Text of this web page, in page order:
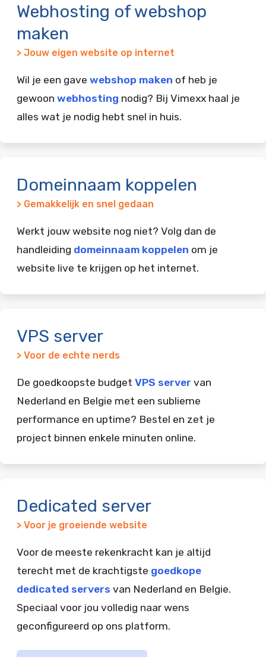
Webhosting of webshop
maken
> Jouw eigen website op internet
Wil je een gave webshop maken of heb je
gewoon webhosting nodig? Bij Vimexx haal je
alles wat je nodig hebt snel in huis.
Domeinnaam koppelen
> Gemakkelijk en snel gedaan
Werkt jouw website nog niet? Volg dan de
handleiding domeinnaam koppelen om je
website live te krijgen op het internet.
VPS server
> Voor de echte nerds
De goedkoopste budget VPS server van
Nederland en Belgie met een sublieme
performance en uptime? Bestel en zet je
project binnen enkele minuten online.
Dedicated server
> Voor je groeiende website
Voor de meeste rekenkracht kan je altijd
terecht met de krachtigste goedkope
dedicated servers van Nederland en Belgie.
Speciaal voor jou volledig naar wens
geconfigureerd op ons platform.